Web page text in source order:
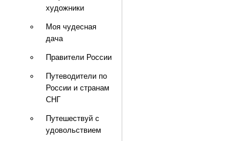
художники
Моя чудесная
дача
Правители России
Путеводители по
России и странам
СНГ
Путешествуй с
удовольствием